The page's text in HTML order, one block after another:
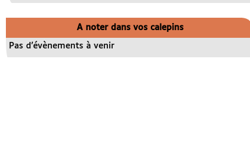
A noter dans vos calepins
Pas d’évènements à venir